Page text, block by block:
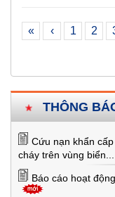
THÔNG
Cứu nạn khẩn
cháy trên vùng biển...
Báo cáo hoạt
« ‹ 1 2